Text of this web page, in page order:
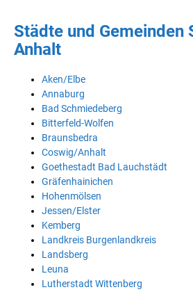
Städte und Gemeinden
Anhalt
Aken/Elbe
Annaburg
Bad Schmiedeberg
Bitterfeld-Wolfen
Braunsbedra
Coswig/Anhalt
Goethestadt Bad Lauchstädt
Gräfenhainichen
Hohenmölsen
Jessen/Elster
Kemberg
Landkreis Burgenlandkreis
Landsberg
Leuna
Lutherstadt Wittenberg